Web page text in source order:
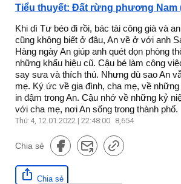
Tiểu thuyết: Đất rừng phương Nam
Khi dì Tư béo đi rồi, bác tài công già và
cũng không biết ở đâu, An về ở với anh
Hàng ngày An giúp anh quét dọn phòng
những khẩu hiệu cũ. Cậu bé làm công
say sưa và thích thú. Nhưng dù sao An
mẹ. Ký ức về gia đình, cha mẹ, về
in đậm trong An. Cậu nhớ về những kỷ
với cha mẹ, nơi An sống trong thành phố.
Thứ 4, 12.01.2022 | 22:48:00 8,654
Chia sẻ
Chia sẻ